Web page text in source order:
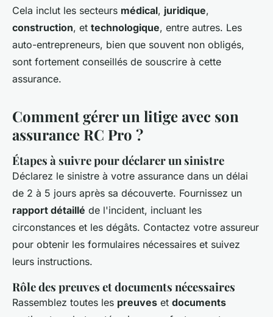
Cela inclut les secteurs médical, juridique,
construction, et technologique, entre autres. Les
auto-entrepreneurs, bien que souvent non obligés,
sont fortement conseillés de souscrire à cette
assurance.
Comment gérer un litige avec son
assurance RC Pro ?
Étapes à suivre pour déclarer un sinistre
Déclarez le sinistre à votre assurance dans un délai
de 2 à 5 jours après sa découverte. Fournissez un
rapport détaillé de l'incident, incluant les
circonstances et les dégâts. Contactez votre assureur
pour obtenir les formulaires nécessaires et suivez
leurs instructions.
Rôle des preuves et documents nécessaires
Rassemblez toutes les preuves et documents